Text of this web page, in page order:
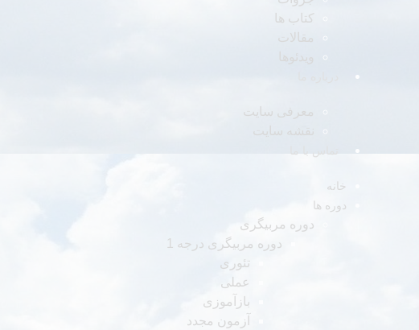
کتاب ها
مقالات
ویدئوها
معرفی سایت
نقشه سایت
خانه
دوره ها
دوره مربیگری
دوره مربیگری درجه 1
تئوری
عملی
بازآموزی
آزمون مجدد